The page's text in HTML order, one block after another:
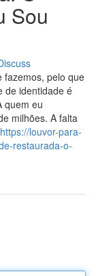
Sou
fazemos, pelo que
de identidade é
quem eu
milhões. A falta
https://louvor-para-
restaurada-o-